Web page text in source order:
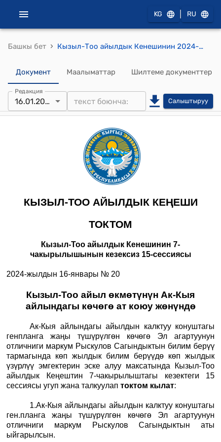
KG RU
Башкы бет › Кызыл-Тоо айылдык Кенешинин 2024-жылдын 16-январы № 20 "Кызыл-Тоо айыл өкмөтүнүн Ак-Кыя айлындагы көчөгө ат коюу жөнүндө" токтому
Документ Маалыматтар Шилтеме документтер
Редакция
16.01.2024 Салыштыруу